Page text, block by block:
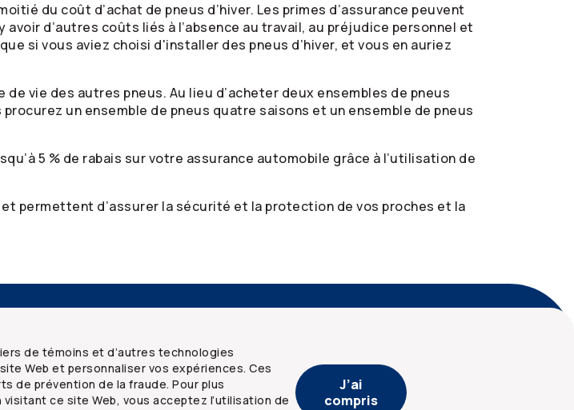
du coût d’achat de pneus d’hiver. Les primes d’assurance peuvent
d’autres coûts liés à l’absence au travail, au préjudice personnel et
si vous aviez choisi d'installer des pneus d’hiver, et vous en auriez
vie des autres pneus. Au lieu d’acheter deux ensembles de pneus
un ensemble de pneus quatre saisons et un ensemble de pneus
5 % de rabais sur votre assurance automobile grâce à l’utilisation de
permettent d’assurer la sécurité et la protection de vos proches et la
de témoins et d’autres technologies
Web et personnaliser vos expériences. Ces
de prévention de la fraude. Pour plus
visitant ce site Web, vous acceptez l’utilisation de
J’ai
compris
Mentions juridiques Sécurité et confidentialité